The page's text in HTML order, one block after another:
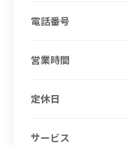
電話番号
営業時間
定休日
サービス